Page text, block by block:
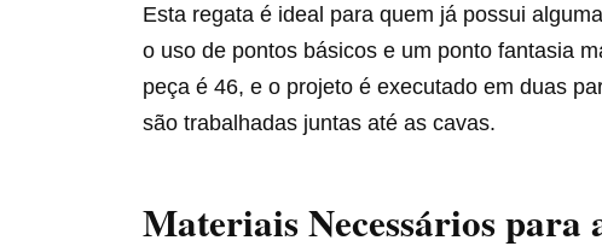
Esta regata é ideal para quem já possui
o uso de pontos básicos e um ponto fantasia
peça é 46, e o projeto é executado em duas
são trabalhadas juntas até as cavas.
Materiais Necessários para